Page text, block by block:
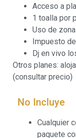
Acceso a
1 toalla por
Uso de
Impuesto
Dj en vivo
Otros planes:
(consultar precio)
No Incluye
Cualquier
paquete